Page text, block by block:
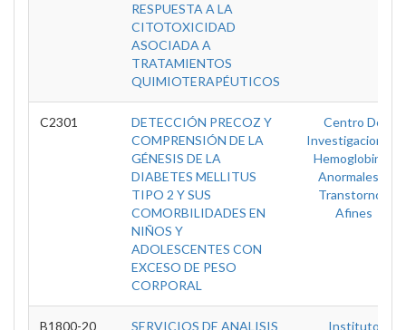
RESPUESTA A LA
CITOTOXICIDAD
ASOCIADA A
TRATAMIENTOS
QUIMIOTERAPÉUTICOS
C2301
DETECCIÓN PRECOZ Y
COMPRENSIÓN DE LA
GÉNESIS DE LA
DIABETES MELLITUS
TIPO 2 Y SUS
COMORBILIDADES EN
NIÑOS Y
ADOLESCENTES CON
EXCESO DE PESO
CORPORAL
Centro De
Investigacion En
Hemoglobinas
Anormales Y
Transtornos
Afines
B1800-20 SERVICIOS DE ANALISIS Instituto